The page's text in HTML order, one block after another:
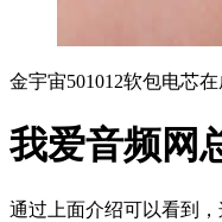
金宇宙501012软包电芯
我爱音频网
通过上面介绍可以看到